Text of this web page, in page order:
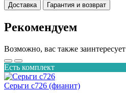
Доставка
Гарантия и возврат
Рекомендуем
Возможно, вас также заинтересует
Есть комплект
Серьги с726 (фианит)